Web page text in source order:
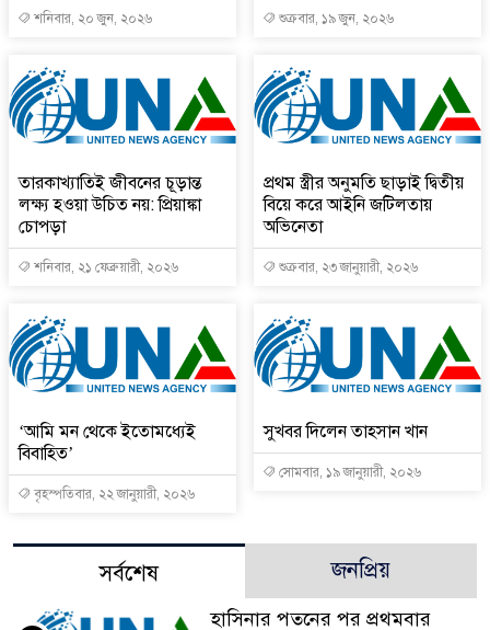
শনিবার, ২০ জুন, ২০২৬ শুক্রবার, ১৯ জুন, ২০২৬
তারকাখ্যাতিই জীবনের চূড়ান্ত
লক্ষ্য হওয়া উচিত নয়: প্রিয়াঙ্কা
চোপড়া
শনিবার, ২১ ফেব্রুয়ারী, ২০২৬
প্রথম স্ত্রীর অনুমতি ছাড়াই দ্বিতীয়
বিয়ে করে আইনি জটিলতায়
অভিনেতা
শুক্রবার, ২৩ জানুয়ারী, ২০২৬
‘আমি মন থেকে ইতোমধ্যেই
বিবাহিত’
বৃহস্পতিবার, ২২ জানুয়ারী, ২০২৬
সুখবর দিলেন তাহসান খান
সোমবার, ১৯ জানুয়ারী, ২০২৬
সর্বশেষ জনপ্রিয়
হাসিনার পতনের পর প্রথমবার